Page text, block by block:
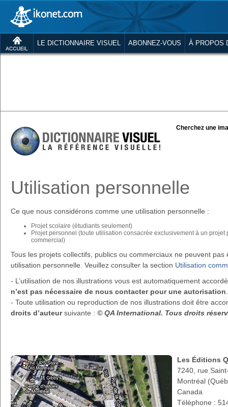
LE DICTIONNAIRE VISUEL ABONNEZ-VOUS À PROPOS
Cherchez une
Utilisation personnelle
Ce que nous considérons comme une utilisation personnelle :
Projet scolaire (étudiants seulement)
Projet personnel (toute utilisation consacrée exclusivement à un
commercial)
Tous les projets collectifs, publics ou commerciaux ne peuvent
utilisation personnelle. Veuillez consulter la section Utilisation
- L’utilisation de nos illustrations vous est automatiquement
n’est pas nécessaire de nous contacter pour une autorisation
- Toute utilisation ou reproduction de nos illustrations doit être
droits d’auteursuivante : © QA International. Tous droits
Les Éditions
7240, rue
Montréal
Canada
Téléphone :